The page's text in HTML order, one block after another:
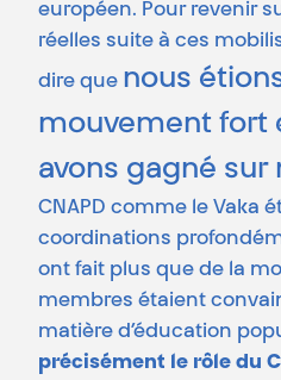
européen. Pour revenir
réelles suite à ces
dire que nous
mouvement fort
avons gagné sur
CNAPD comme le Vaka
coordinations
ont fait plus que de la
membres étaient
matière d’éducation
précisément le rôle du